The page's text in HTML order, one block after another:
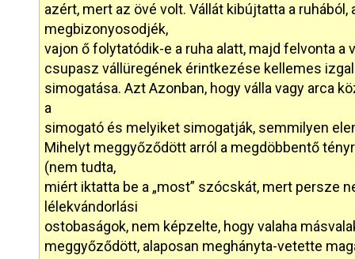
azért, mert az övé volt. Vállát kibújtatta a
megbizonyosodjék,
vajon ő folytatódik-e a ruha alatt, majd felvonta a
csupasz vállüregének érintkezése kellemes
simogatása. Azt Azonban, hogy válla vagy arca
a
simogató és melyiket simogatják, semmilyen
Mihelyt meggyőződött arról a megdöbbentő
(nem tudta,
miért iktatta be a „most” szócskát, mert persze
lélekvándorlási
ostobaságok, nem képzelte, hogy valaha
meggyőződött, alaposan meghányta-vetette